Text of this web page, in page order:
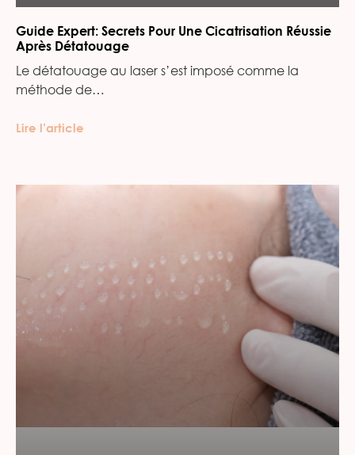
Guide Expert: Secrets Pour Une Cicatrisation Réussie
Après Détatouage
Le détatouage au laser s’est imposé comme la
méthode de…
Lire l’article